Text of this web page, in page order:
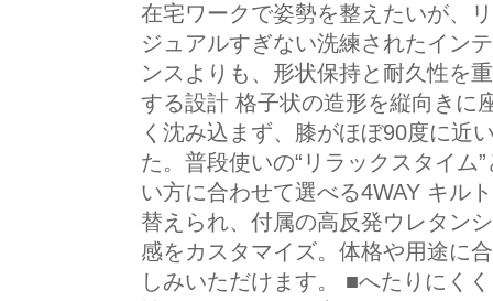
在宅ワークで姿勢を整えたいが、
ジュアルすぎない洗練されたイン
ンスよりも、形状保持と耐久性を
する設計 格子状の造形を縦向きに
く沈み込まず、膝がほぼ90度に近
た。普段使いの“リラックスタイム
い方に合わせて選べる4WAY キル
替えられ、付属の高反発ウレタン
感をカスタマイズ。体格や用途に
しみいただけます。 ■へたりにく